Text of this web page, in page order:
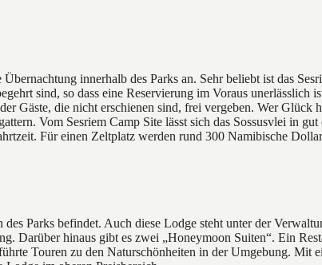
innerhalb des Parks an. Sehr beliebt ist das
sind, so dass eine Reservierung im Voraus unerlässlich
Gäste, die nicht erschienen sind, frei vergeben. Wer Glück
Vom Sesriem Camp Site lässt sich das Sossusvlei in
Für einen Zeltplatz werden rund 300 Namibische
Parks befindet. Auch diese Lodge steht unter der
Darüber hinaus gibt es zwei „Honeymoon Suiten“. Ein
Touren zu den Naturschönheiten in der Umgebung. Mit